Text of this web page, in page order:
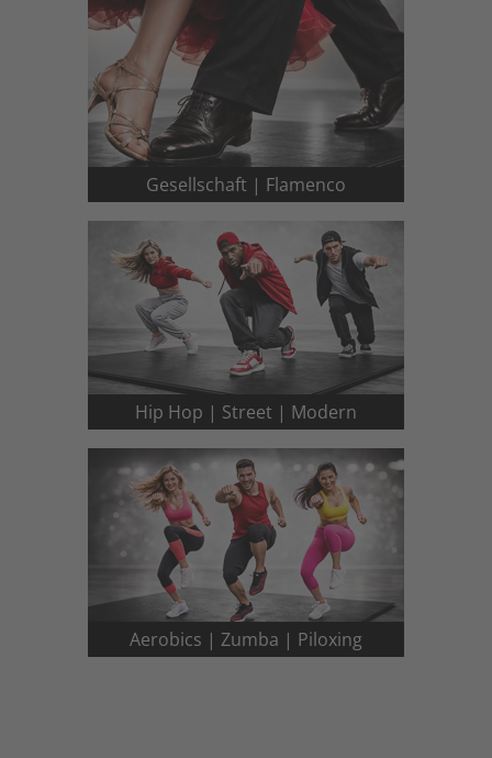
Gesellschaft | Flamenco
Hip Hop | Street | Modern
Aerobics | Zumba | Piloxing